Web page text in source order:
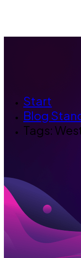
Start
Blog
Tags: